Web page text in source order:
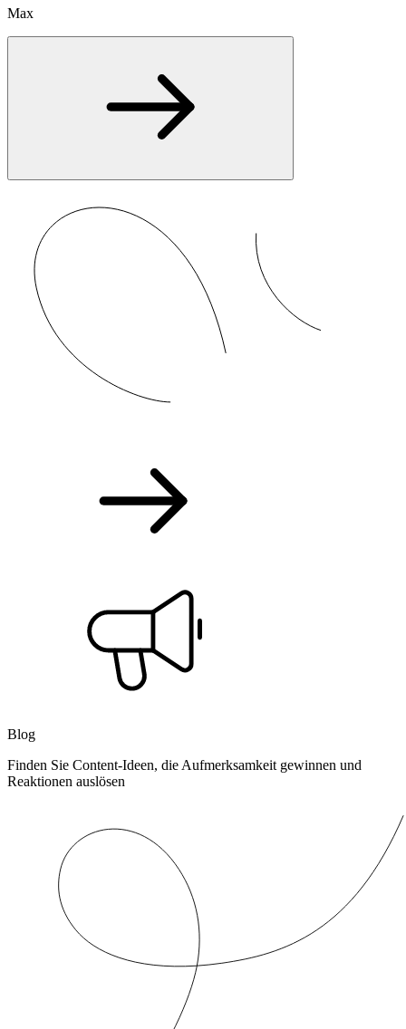
Max
Blog
Finden Sie Content-Ideen, die Aufmerksamkeit gewinnen und
Reaktionen auslösen